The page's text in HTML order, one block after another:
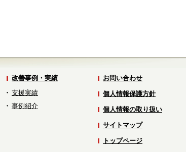
改善事例・実績
支援実績
事例紹介
お問い合わせ
個人情報保護方針
個人情報の取り扱い
サイトマップ
トップページ